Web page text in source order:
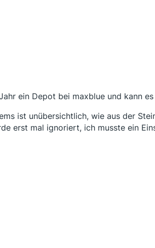
ein Depot bei maxblue und kann
ist unübersichtlich, wie aus der
erst mal ignoriert, ich musste ein